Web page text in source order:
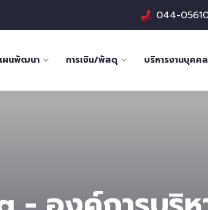
044-
ผนพัฒนา การเงิน/พัสดุ บริหารงานบุคคล